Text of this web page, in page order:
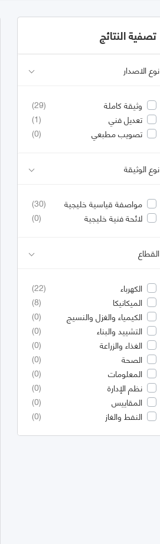
تصفية النتائج
نوع الاصدار
وثيقة كاملة
(29)
تعديل فني
(1)
تصويب مطبعي
(0)
نوع الوثيقة
مواصفة قياسية خليجية
(30)
لائحة فنية خليجية
(0)
القطاع
الكهرباء
(22)
الميكانيكا
(8)
الكيمياء والغزل والنسيج
(0)
التشييد والبناء
(0)
الغذاء والزراعة
(0)
الصحة
(0)
المعلومات
(0)
نظم الإدارة
(0)
المقاييس
(0)
النفط والغاز
(0)